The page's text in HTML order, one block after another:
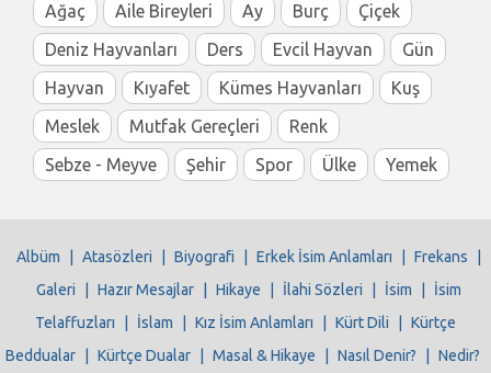
Ağaç Aile Bireyleri Ay Burç
Çiçek
Deniz Hayvanları
Ders Evcil Hayvan
Gün
Hayvan
Kıyafet Kümes Hayvanları
Kuş
Meslek
Mutfak Gereçleri
Renk
Sebze - Meyve
Şehir Spor Ülke Yemek
Albüm Atasözleri Biyografi Erkek İsim Anlamları Frekans
Galeri
Hazır Mesajlar Hikaye İlahi Sözleri İsim
İsim
Telaffuzları
İslam Kız İsim Anlamları Kürt Dili
Kürtçe
Beddualar
Kürtçe Dualar Masal & Hikaye Nasıl Denir?
Nedir?